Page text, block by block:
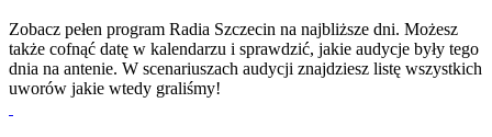
Zobacz pełen program Radia Szczecin na najbliższe dni. Możesz
także cofnąć datę w kalendarzu i sprawdzić, jakie audycje były tego
dnia na antenie. W scenariuszach audycji znajdziesz listę wszystkich
uworów jakie wtedy graliśmy!